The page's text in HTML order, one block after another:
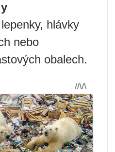
hlávky
nebo
obalech.